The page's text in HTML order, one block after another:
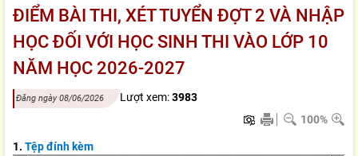
ĐIỂM BÀI THI, XÉT TUYỂN ĐỢT 2 VÀ NHẬP
HỌC ĐỐI VỚI HỌC SINH THI VÀO LỚP 10
NĂM HỌC 2026-2027
Đăng ngày 08/06/2026 Lượt xem:3983
100%
1. Tệp đính kèm